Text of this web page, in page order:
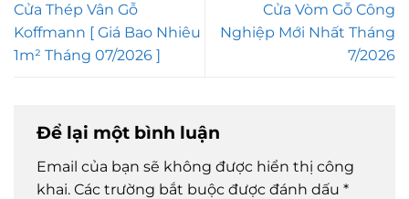
Cửa Thép Vân Gỗ
Koffmann [ Giá Bao Nhiêu
1m² Tháng 07/2026 ]
Cửa Vòm Gỗ Công
Nghiệp Mới Nhất Tháng
7/2026
Để lại một bình luận
Email của bạn sẽ không được hiển thị công
khai. Các trường bắt buộc được đánh dấu *